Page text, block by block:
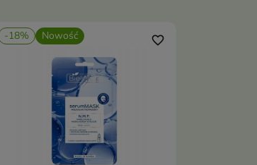
-18% Nowość favorite_border